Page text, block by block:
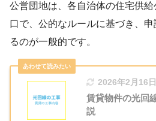
公営団地は、各自治体の住宅供
口で、公的なルールに基づき、
るのが一般的です。
2026年2月16日
賃貸物件の光回
説